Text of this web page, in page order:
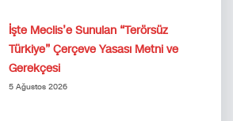
İşte Meclis’e Sunulan “Terörsüz
Türkiye” Çerçeve Yasası Metni ve
Gerekçesi
5 Ağustos 2026